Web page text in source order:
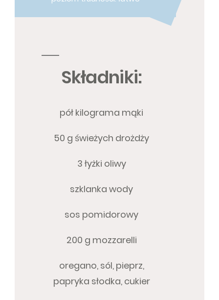
Składniki:
pół kilograma mąki
50 g świeżych drożdży
3 łyżki oliwy
szklanka wody
sos pomidorowy
200 g mozzarelli
oregano, sól, pieprz,
papryka słodka, cukier